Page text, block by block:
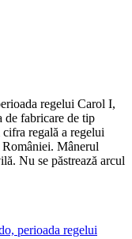
regelui Carol I,
de fabricare de tip
regală a regelui
României. Mânerul
Nu se păstrează arcul